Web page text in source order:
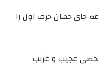
جای جهان حرف اول را
عجیب و غریب